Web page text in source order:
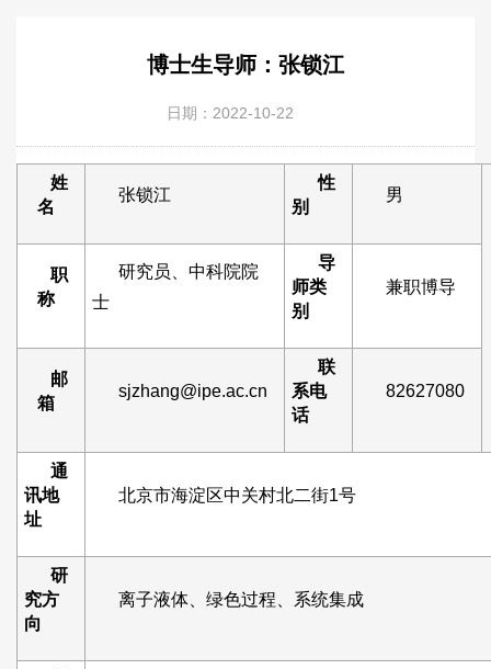
博士生导师：张锁江
日期：2022-10-22
姓
名
张锁江
性
别
男
职
称
研究员、中科院院
士
导
师类
别
兼职博导
邮
箱
sjzhang@ipe.ac.cn
联
系电
话
82627080
通
讯地
址
北京市海淀区中关村北二街1号
研
究方
向
离子液体、绿色过程、系统集成